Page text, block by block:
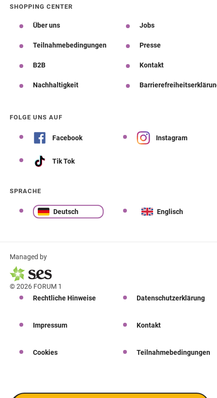
SHOPPING CENTER
Über uns Jobs
Teilnahmebedingungen Presse
B2B Kontakt
Nachhaltigkeit
FOLGE UNS AUF
Facebook Instagram
Tik Tok
SPRACHE
Deutsch Englisch
Managed by
© 2026 FORUM 1
Rechtliche Hinweise
Datenschutzerklärung
Impressum Kontakt
Cookies Teilnahmebedingungen